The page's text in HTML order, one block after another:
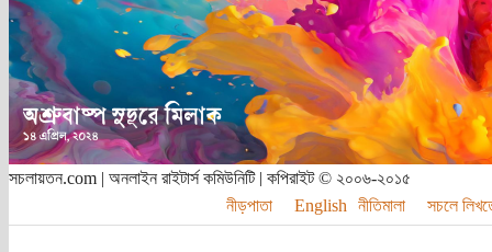
সচলায়তন.com | অনলাইন রাইটার্স কমিউনিটি | কপিরাইট © ২০০৬-২০১৫
নীড়পাতা
English নীতিমালা সচলে